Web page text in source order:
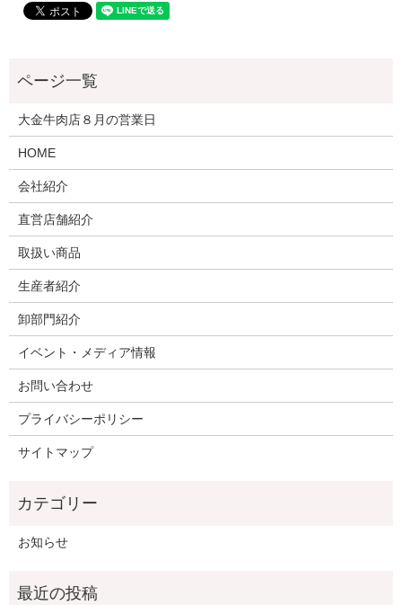
大金牛肉店８月の営業日
HOME
会社紹介
直営店舗紹介
取扱い商品
生産者紹介
卸部門紹介
イベント・メディア情報
お問い合わせ
プライバシーポリシー
サイトマップ
お知らせ